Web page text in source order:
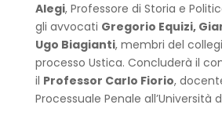
Alegi, Professore di Storia e
gli avvocati Gregorio Equizi,
Ugo Biagianti, membri del
processo Ustica. Concluderà il
il Professor Carlo Fiorio,
Processuale Penale all’Università